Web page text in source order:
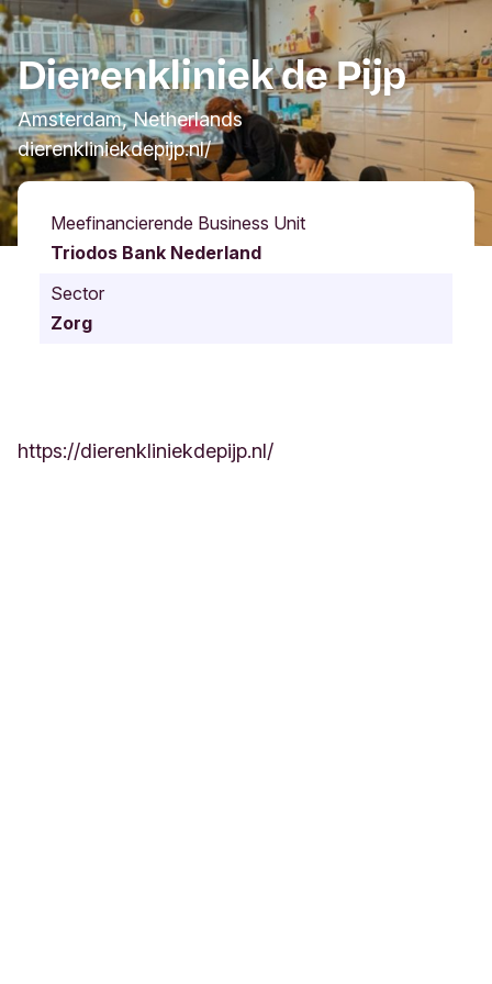
Dierenkliniek de Pijp
Amsterdam, Netherlands
dierenkliniekdepijp.nl/
Meefinancierende Business Unit
Triodos Bank Nederland
Sector
Zorg
https://dierenkliniekdepijp.nl/